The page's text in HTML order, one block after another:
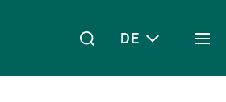
DE